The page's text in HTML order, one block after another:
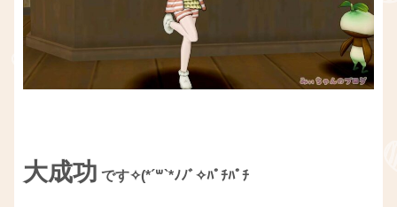
大成功 です✧(*´꒳`*ﾉﾉﾞ✧ﾊﾟﾁﾊﾟﾁ